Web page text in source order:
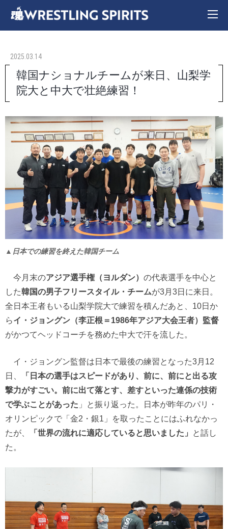
2025.03.14
韓国ナショナルチームが来日、山梨学
院大と中大で壮絶練習！
▲日本での練習を終えた韓国チーム
今月末のアジア選手権（ヨルダン） の代表選手を中心と
した韓国の男子フリースタイル・チームが3月3日に来日。
全日本王者もいる山梨学院大で練習を積んだあと、10日か
らイ・ジョングン（李正根＝1986年アジア大会王者）監督
がかつてヘッドコーチを務めた中大で汗を流した。
イ・ジョングン監督は日本で最後の練習となった3月12
日、
「日本の選手はスピードがあり、前に、前にと出る攻
撃力がすごい。前に出て落とす、差すといった連係の技術
で学ぶことがあった 」と振り返った。日本が昨年のパリ・
オリンピックで「金2・銀1」を取ったことにはふれなかっ
たが、
「世界の流れに適応していると思いました」
と話し
た。